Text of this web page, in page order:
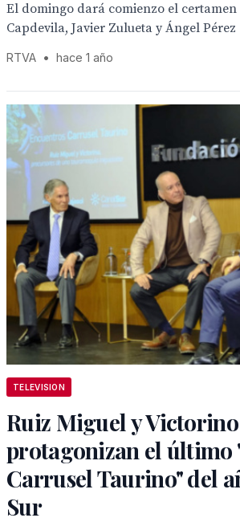
El domingo dará comienzo el
Capdevila, Javier Zulueta y Ángel Pérez
RTVA • hace 1 año
TELEVISION
Ruiz Miguel y
protagonizan el último
Carrusel Taurino" del
Sur